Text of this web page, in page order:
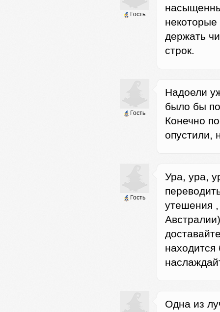
Гость
держать
строк.
Гость
Надоели
было бы
Конечно
опустили,
Гость
Ура, ура,
утешения
находится
Одна из